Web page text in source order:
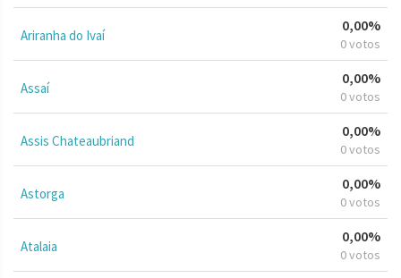
Ariranha do Ivaí
0,00%
0 votos
Assaí
0,00%
0 votos
Assis Chateaubriand
0,00%
0 votos
Astorga
0,00%
0 votos
Atalaia
0,00%
0 votos